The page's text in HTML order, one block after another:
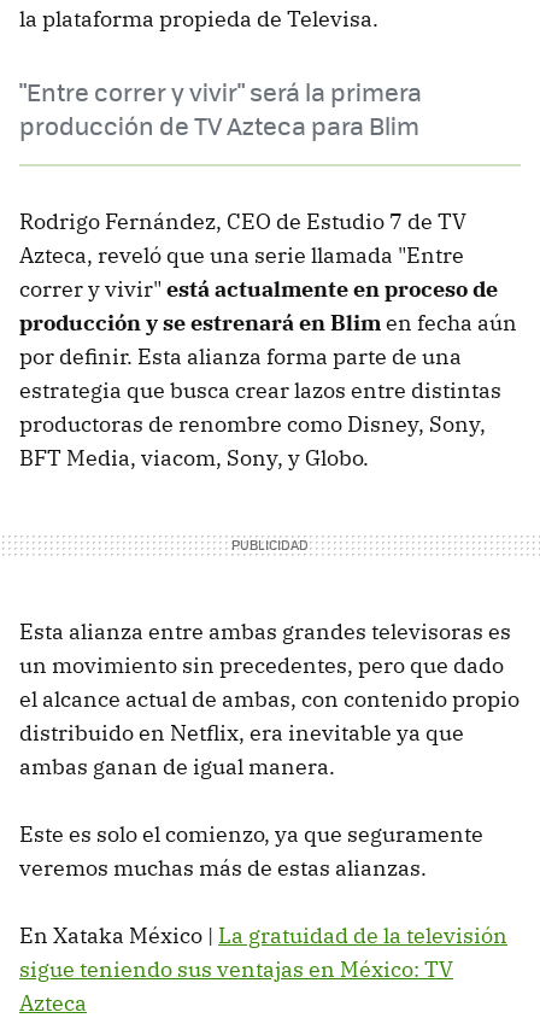
la plataforma propieda de Televisa.
"Entre correr y vivir" será la primera
producción de TV Azteca para Blim
Rodrigo Fernández, CEO de Estudio 7 de TV
Azteca, reveló que una serie llamada "Entre
correr y vivir" está actualmente en proceso de
producción y se estrenará en Blimen fecha aún
por definir. Esta alianza forma parte de una
estrategia que busca crear lazos entre distintas
productoras de renombre como Disney, Sony,
BFT Media, viacom, Sony, y Globo.
Esta alianza entre ambas grandes televisoras es
un movimiento sin precedentes, pero que dado
el alcance actual de ambas, con contenido propio
distribuido en Netflix, era inevitable ya que
ambas ganan de igual manera.
Este es solo el comienzo, ya que seguramente
veremos muchas más de estas alianzas.
En Xataka México | La gratuidad de la televisión
sigue teniendo sus ventajas en México: TV
Azteca